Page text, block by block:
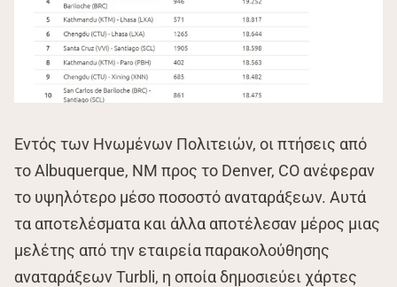
Εντός των Ηνωμένων Πολιτειών, οι πτήσεις από
το Albuquerque, NM προς το Denver, CO ανέφεραν
το υψηλότερο μέσο ποσοστό αναταράξεων. Αυτά
τα αποτελέσματα και άλλα αποτέλεσαν μέρος μιας
μελέτης από την εταιρεία παρακολούθησης
αναταράξεων Turbli, η οποία δημοσιεύει χάρτες